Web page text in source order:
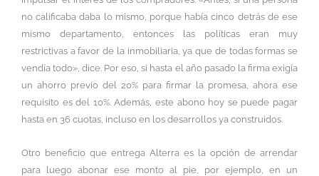
no calificaba daba lo mismo, porque había cinco detrás de ese
mismo departamento, entonces las políticas eran muy
restrictivas a favor de la inmobiliaria, ya que de todas formas se
vendía todo», dice. Por eso, si hasta el año pasado la firma exigía
un ahorro previo del 20% para firmar la promesa, ahora ese
requisito es del 10%. Además, este abono hoy se puede pagar
hasta en 36 cuotas, incluso en los desarrollos ya construidos.
Otro beneficio que entrega Alterra es la opción de arrendar
para luego abonar ese monto al pie, por ejemplo, en un